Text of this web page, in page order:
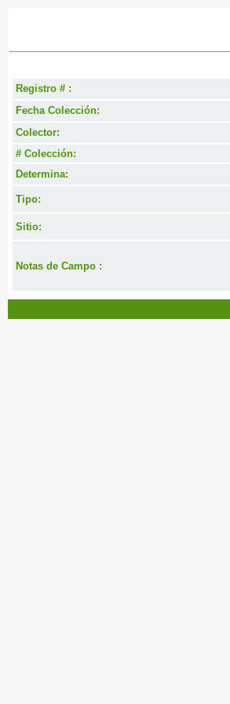
Registro # :
Fecha Colección:
Colector:
# Colección:
Determina:
Tipo:
Sitio:
Notas de Campo :